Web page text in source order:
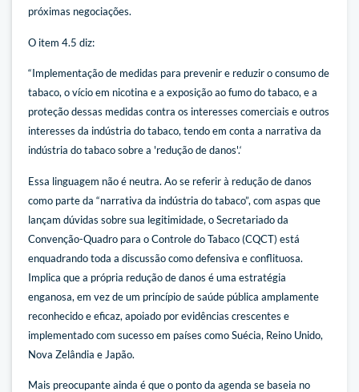
próximas negociações.
O item 4.5 diz:
“Implementação de medidas para prevenir e reduzir o consumo de
tabaco, o vício em nicotina e a exposição ao fumo do tabaco, e a
proteção dessas medidas contra os interesses comerciais e outros
interesses da indústria do tabaco, tendo em conta a narrativa da
indústria do tabaco sobre a 'redução de danos'.‘
Essa linguagem não é neutra. Ao se referir à redução de danos
como parte da “narrativa da indústria do tabaco”, com aspas que
lançam dúvidas sobre sua legitimidade, o Secretariado da
Convenção-Quadro para o Controle do Tabaco (CQCT) está
enquadrando toda a discussão como defensiva e conflituosa.
Implica que a própria redução de danos é uma estratégia
enganosa, em vez de um princípio de saúde pública amplamente
reconhecido e eficaz, apoiado por evidências crescentes e
implementado com sucesso em países como Suécia, Reino Unido,
Nova Zelândia e Japão.
Mais preocupante ainda é que o ponto da agenda se baseia no